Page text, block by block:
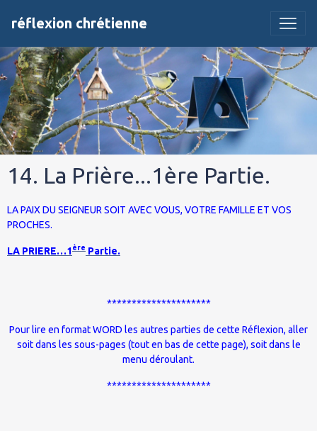
réflexion chrétienne
14. La Prière...1ère Partie.
LA PAIX DU SEIGNEUR SOIT AVEC VOUS, VOTRE FAMILLE ET VOS
PROCHES.
LA PRIERE…1ère Partie.
*********************
Pour lire en format WORD les autres parties de cette Réflexion, aller
soit dans les sous-pages (tout en bas de cette page), soit dans le
menu déroulant.
*********************